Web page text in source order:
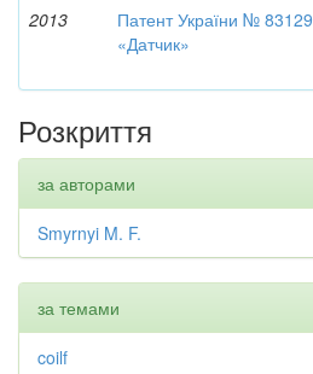
2013
Патент України № 83129
«Датчик»
Розкриття
за авторами
Smyrnyi M. F.
за темами
coilf